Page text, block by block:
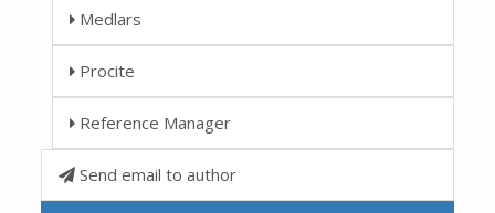
Medlars
Procite
Reference Manager
Send email to author